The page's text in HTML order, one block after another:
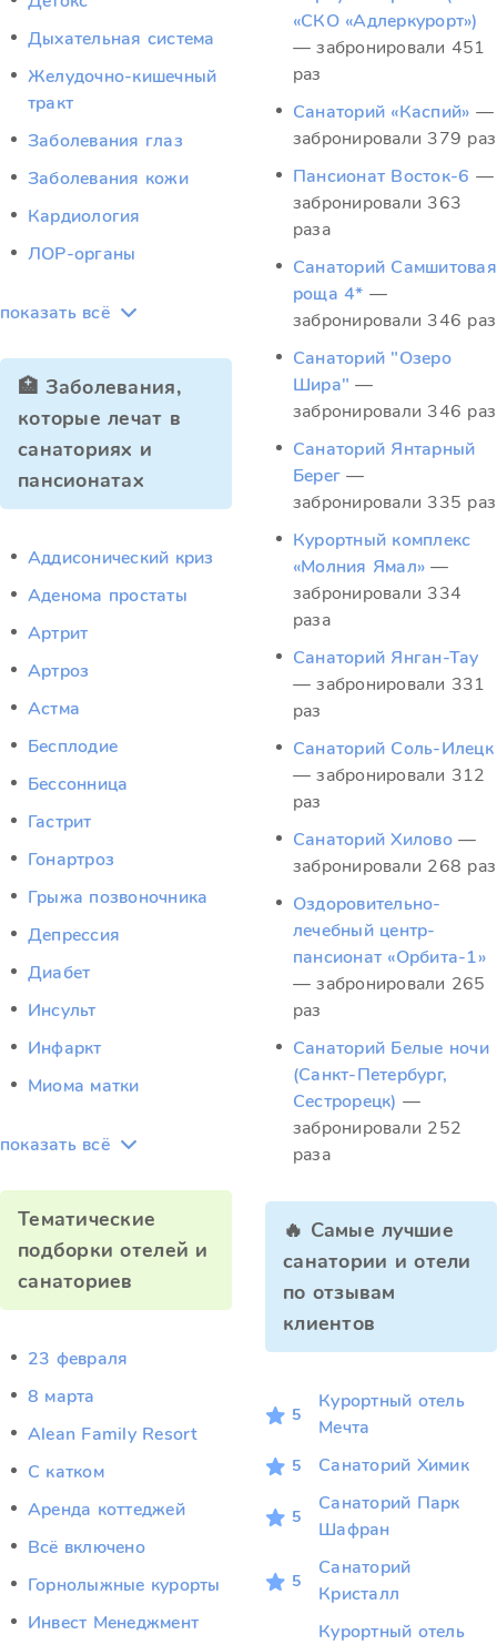
Дыхательная система
Желудочно-кишечный
тракт
Заболевания глаз
Заболевания кожи
Кардиология
ЛОР-органы
показать всё
🏥 Заболевания,
которые лечат в
санаториях и
пансионатах
Аддисонический криз
Аденома простаты
Артрит
Артроз
Астма
Бесплодие
Бессонница
Гастрит
Гонартроз
Грыжа позвоночника
Депрессия
Диабет
Инсульт
Инфаркт
Миома матки
показать всё
Тематические
подборки отелей и
санаториев
23 февраля
8 марта
Alean Family Resort
C катком
Аренда коттеджей
Всё включено
Горнолыжные курорты
Инвест Менеджмент
«СКО «Адлеркурорт»)
— забронировали 451
раз
Санаторий «Каспий» —
забронировали 379 раз
Пансионат Восток-6 —
забронировали 363
раза
Санаторий Самшитовая
роща 4* —
забронировали 346 раз
Санаторий "Озеро
Шира" —
забронировали 346 раз
Санаторий Янтарный
Берег —
забронировали 335 раз
Курортный комплекс
«Молния Ямал» —
забронировали 334
раза
Санаторий Янган-Тау
— забронировали 331
раз
Санаторий Соль-Илецк
— забронировали 312
раз
Санаторий Хилово —
забронировали 268 раз
Оздоровительно-
лечебный центр-
пансионат «Орбита-1»
— забронировали 265
раз
Санаторий Белые ночи
(Санкт-Петербург,
Сестрорецк) —
забронировали 252
раза
🔥 Самые лучшие
санатории и отели
по отзывам
клиентов
5
Курортный отель
Мечта
5 Санаторий Химик
5
Санаторий Парк
Шафран
5
Санаторий
Кристалл
Курортный отель